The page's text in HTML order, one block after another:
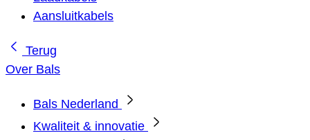
Aansluitkabels
Terug
Over Bals
Bals Nederland
Kwaliteit & innovatie